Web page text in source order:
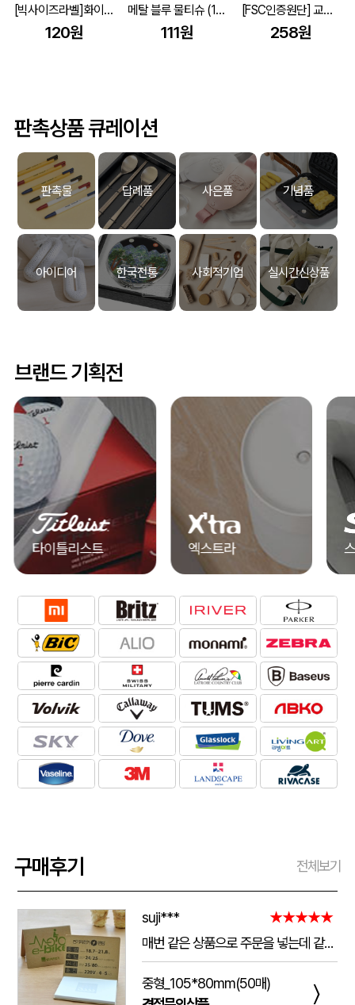
[빅사이즈라벨]화이트 물티슈 10매 (145*90mm)
120원
메탈 블루 물티슈 (10매/15매/20매) (150*90mm)
111원
[FSC인증원단] 교회전도 3종 생분해 물티슈 (10매/15매/20매)
258원
판촉상품 큐레이션
판촉물 답례품 사은품 기념품
아이디어 한국전통 사회적기업 실시간신상품
브랜드 기획전
엑스트라 스카이
구매후기 전체보기
suji***
★★★★★
매번 같은 상품으로 주문을 넣는데 같은 품질로 받을 수 있어서 좋습니다. 배송 기간도 적당히 잘오는거 같아요. 앞으로도 계속 이용할꺼 같습니다. 지금과 같은 품질로 유지해주세요!!
중형_105*80mm(50매)
〉